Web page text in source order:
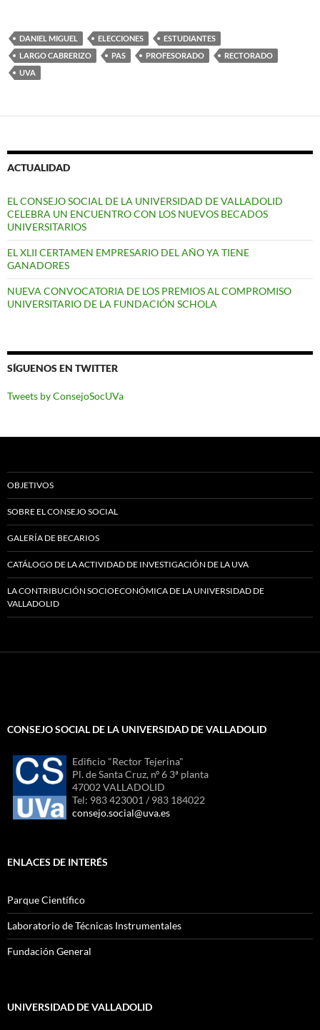
DANIEL MIGUEL ELECCIONES
ESTUDIANTES
LARGO CABRERIZO
PAS PROFESORADO
RECTORADO
UVA
ACTUALIDAD
EL CONSEJO SOCIAL DE LA UNIVERSIDAD DE VALLADOLID
CELEBRA UN ENCUENTRO CON LOS NUEVOS BECADOS
UNIVERSITARIOS
EL XLII CERTAMEN EMPRESARIO DEL AÑO YA TIENE
GANADORES
NUEVA CONVOCATORIA DE LOS PREMIOS AL COMPROMISO
UNIVERSITARIO DE LA FUNDACIÓN SCHOLA
SÍGUENOS EN TWITTER
Tweets by ConsejoSocUVa
OBJETIVOS
SOBRE EL CONSEJO SOCIAL
GALERÍA DE BECARIOS
CATÁLOGO DE LA ACTIVIDAD DE INVESTIGACIÓN DE LA UVA
LA CONTRIBUCIÓN SOCIOECONÓMICA DE LA UNIVERSIDAD DE
VALLADOLID
CONSEJO SOCIAL DE LA UNIVERSIDAD DE VALLADOLID
Edificio "Rector Tejerina"
Pl. de Santa Cruz, nº 6 3ª planta
47002 VALLADOLID
Tel: 983 423001 / 983 184022
consejo.social@uva.es
ENLACES DE INTERÉS
Parque Científico
Laboratorio de Técnicas Instrumentales
Fundación General
UNIVERSIDAD DE VALLADOLID